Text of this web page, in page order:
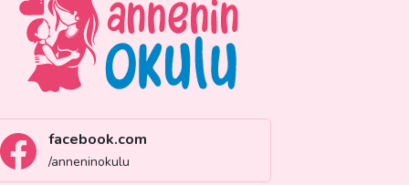
facebook.com
/anneninokulu